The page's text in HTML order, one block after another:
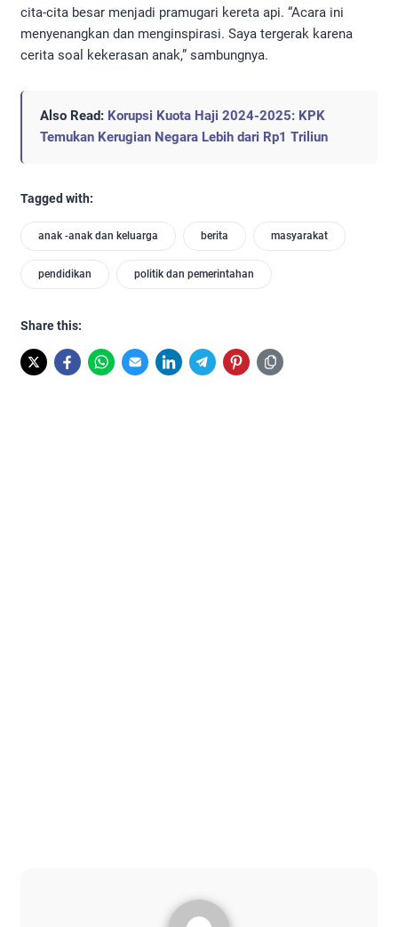
cita-cita besar menjadi pramugari kereta api. “Acara ini
menyenangkan dan menginspirasi. Saya tergerak karena
cerita soal kekerasan anak,” sambungnya.
Also Read: Korupsi Kuota Haji 2024-2025: KPK
Temukan Kerugian Negara Lebih dari Rp1 Triliun
Tagged with:
anak -anak dan keluarga berita masyarakat
pendidikan politik dan pemerintahan
Share this: